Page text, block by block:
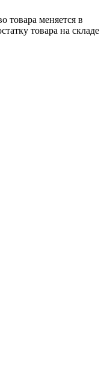
товара меняется в
товара на складе